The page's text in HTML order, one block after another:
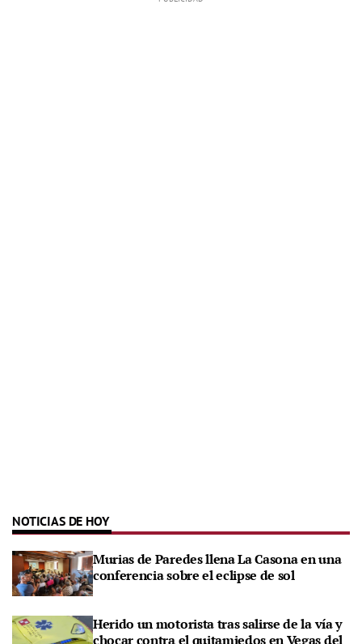
NOTICIAS DE HOY
Murias de Paredes llena La Casona en una
conferencia sobre el eclipse de sol
Herido un motorista tras salirse de la vía y
chocar contra el quitamiedos en Vegas del